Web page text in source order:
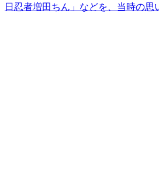
日忍者増田ちん」などを、当時の